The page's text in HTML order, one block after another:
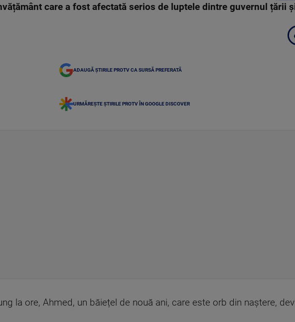
care a fost afectată serios de luptele dintre guvernul țării
ADAUGĂ ȘTIRILE PROTV CA SURSĂ PREFERATĂ
URMĂREȘTE ȘTIRILE PROTV ÎN GOOGLE DISCOVER
la ore, Ahmed, un băiețel de nouă ani, care este orb din naștere,